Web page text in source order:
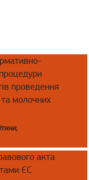
проведення
та молочних
акта
ЄС